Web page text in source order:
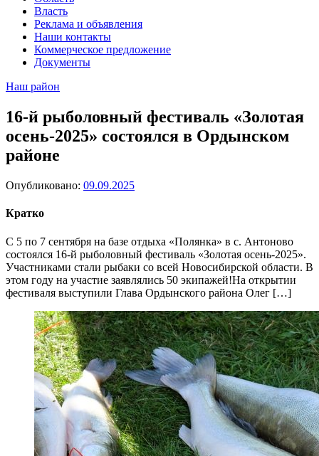
Власть
Реклама и объявления
Наши контакты
Коммерческое предложение
Документы
Наш район
16-й рыболовный фестиваль «Золотая
осень-2025» состоялся в Ордынском
районе
Опубликовано: 09.09.2025
Кратко
С 5 по 7 сентября на базе отдыха «Полянка» в с. Антоново
состоялся 16-й рыболовный фестиваль «Золотая осень-2025».
Участниками стали рыбаки со всей Новосибирской области. В
этом году на участие заявлялись 50 экипажей!На открытии
фестиваля выступили Глава Ордынского района Олег […]